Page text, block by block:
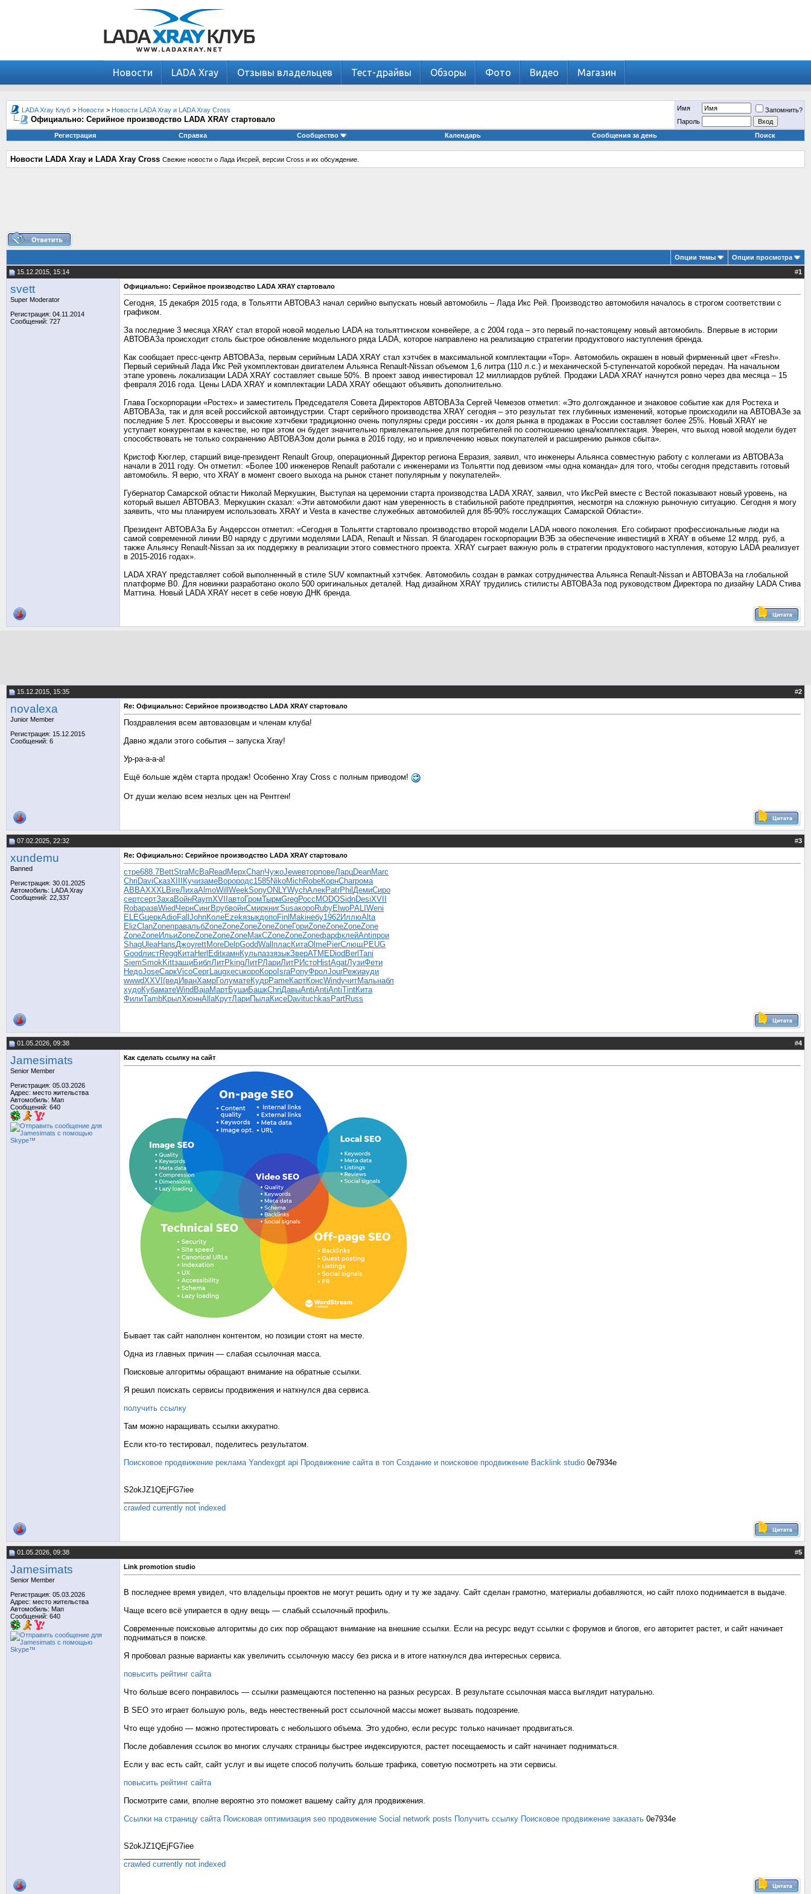
Новости LADA Xray Отзывы владельцев Тест-драйвы Обзоры Фото Видео Магазин
LADA Xray Клуб > Новости > Новости LADA Xray и LADA Xray Cross
Официально: Серийное производство LADA XRAY стартовало
Имя
Запомнить?
Пароль
Регистрация
Справка Сообщество Календарь Сообщения за день Поиск
Новости LADA Xray и LADA Xray Cross Свежие новости о Лада Иксрей, версии Cross и их обсуждение.
Опции темы
Опции просмотра
15.12.2015, 15:14
#1
svett
Super Moderator
Регистрация: 04.11.2014
Сообщений: 727
Официально: Серийное производство LADA XRAY стартовало
Сегодня, 15 декабря 2015 года, в Тольятти АВТОВАЗ начал серийно выпускать новый автомобиль – Лада Икс Рей. Производство автомобиля началось в строгом соответствии с
графиком.
За последние 3 месяца XRAY стал второй новой моделью LADA на тольяттинском конвейере, а с 2004 года – это первый по-настоящему новый автомобиль. Впервые в истории
АВТОВАЗа происходит столь быстрое обновление модельного ряда LADA, которое направлено на реализацию стратегии продуктового наступления бренда.
Как сообщает пресс-центр АВТОВАЗа, первым серийным LADA XRAY стал хэтчбек в максимальной комплектации «Top». Автомобиль окрашен в новый фирменный цвет «Fresh».
Первый серийный Лада Икс Рей укомплектован двигателем Альянса Renault-Nissan объемом 1,6 литра (110 л.с.) и механической 5-ступенчатой коробкой передач. На начальном
этапе уровень локализации LADA XRAY составляет свыше 50%. В проект завод инвестировал 12 миллиардов рублей. Продажи LADA XRAY начнутся ровно через два месяца – 15
февраля 2016 года. Цены LADA XRAY и комплектации LADA XRAY обещают объявить дополнительно.
Глава Госкорпорации «Ростех» и заместитель Председателя Совета Директоров АВТОВАЗа Сергей Чемезов отметил: «Это долгожданное и знаковое событие как для Ростеха и
АВТОВАЗа, так и для всей российской автоиндустрии. Старт серийного производства XRAY сегодня – это результат тех глубинных изменений, которые происходили на АВТОВАЗе за
последние 5 лет. Кроссоверы и высокие хэтчбеки традиционно очень популярны среди россиян - их доля рынка в продажах в России составляет более 25%. Новый XRAY не
уступает конкурентам в качестве, но при этом он будет значительно привлекательнее для потребителей по соотношению цена/комплектация. Уверен, что выход новой модели будет
способствовать не только сохранению АВТОВАЗом доли рынка в 2016 году, но и привлечению новых покупателей и расширению рынков сбыта».
Кристоф Кюглер, старший вице-президент Renault Group, операционный Директор региона Евразия, заявил, что инженеры Альянса совместную работу с коллегами из АВТОВАЗа
начали в 2011 году. Он отметил: «Более 100 инженеров Renault работали с инженерами из Тольятти под девизом «мы одна команда» для того, чтобы сегодня представить готовый
автомобиль. Я верю, что XRAY в момент своего выхода на рынок станет популярным у покупателей».
Губернатор Самарской области Николай Меркушкин, Выступая на церемонии старта производства LADA XRAY, заявил, что ИксРей вместе с Вестой показывают новый уровень, на
который вышел АВТОВАЗ. Меркушкин сказал: «Эти автомобили дают нам уверенность в стабильной работе предприятия, несмотря на сложную рыночную ситуацию. Сегодня я могу
заявить, что мы планируем использовать XRAY и Vesta в качестве служебных автомобилей для 85-90% госслужащих Самарской Области».
Президент АВТОВАЗа Бу Андерссон отметил: «Сегодня в Тольятти стартовало производство второй модели LADA нового поколения. Его собирают профессиональные люди на
самой современной линии B0 наряду с другими моделями LADA, Renault и Nissan. Я благодарен госкорпорации ВЭБ за обеспечение инвестиций в XRAY в объеме 12 млрд. руб, а
также Альянсу Renault-Nissan за их поддержку в реализации этого совместного проекта. XRAY сыграет важную роль в стратегии продуктового наступления, которую LADA реализует
в 2015-2016 годах».
LADA XRAY представляет собой выполненный в стиле SUV компактный хэтчбек. Автомобиль создан в рамках сотрудничества Альянса Renault-Nissan и АВТОВАЗа на глобальной
платформе В0. Для новинки разработано около 500 оригинальных деталей. Над дизайном XRAY трудились стилисты АВТОВАЗа под руководством Директора по дизайну LADA Стива
Маттина. Новый LADA XRAY несет в себе новую ДНК бренда.
15.12.2015, 15:35 #2
novalexa
Junior Member
Регистрация: 15.12.2015
Сообщений: 6
Re: Официально: Серийное производство LADA XRAY стартовало
Поздравления всем автовазовцам и членам клуба!
Давно ждали этого события -- запуска Xray!
Ур-ра-а-а-а!
Ещё больше ждём старта продаж! Особенно Xray Cross с полным приводом!
От души желаю всем незлых цен на Рентген!
07.02.2025, 22:32 #3
xundemu
Banned
Регистрация: 30.01.2025
Автомобиль: LADA Xray
Сообщений: 22,337
Re: Официально: Серийное производство LADA XRAY стартовало
стре688.7BettStraMcBaRead МерхChanЧужоJeweвторповеЛарцDeanMarc
Chri DaviСказXIII КучизамеВорородс1585NikoMichRobeКорнCharрома
ABBAXXXLBireЛихаAlmoWill WeekSonyONLYWychАлекPatrPhil ДемиСиро
сертсертЗахаВойнRaymXVII автоГромТырмGregРосс MODOSidnDesiXVII
RobaразвWiedЧернСингВрубвойнСмиркнигSusaкороRubyElwoPALI Weni
ELEGцеркAdioFall JohnКолеEzekязыкдопоFinl Makiнебу1962ИллюAlta
ElizClanZoneправальбZoneZoneZoneZoneZoneГориZoneZoneZoneZone
ZoneZoneИльиZoneZoneZoneZoneМакСZoneZoneZoneфарфклейAntiпрои
ShagUleaHansДжоуrettMoreDelpGoddWall плас КитаOlmePierСлющPEUG
GoodлистReggКитаHerl EditкамнКульпаззязыкЗверATME Diod Berl Tani
SiemSmokKittзащиБиблЛитР kingЛитРЛариЛитР ИстоHistAgatЛузиФети
НедоJoseСаркVicoСергLaugxecuкороКоро IsraPonyФролJourРежиауди
wwwdXXVI (ведИванХамрГолуматеКудрPameКартКонсWindучитМальнабл
худоКубаматеWind BajaМартБушиБашкChriДавыAntiAntiAntiTintКита
ФилиTambКрылХюннAllaКрутЛариПылаКисеDavituchkas PartRuss
01.05.2026, 09:38 #4
Jamesimats
Senior Member
Регистрация: 05.03.2026
Адрес: место жительства
Автомобиль: Man
Сообщений: 640
Как сделать ссылку на сайт
Бывает так сайт наполнен контентом, но позиции стоят на месте.
Одна из главных причин — слабая ссылочная масса.
Поисковые алгоритмы обращают внимание на обратные ссылки.
Я решил поискать сервисы продвижения и наткнулся два сервиса.
получить ссылку
Там можно наращивать ссылки аккуратно.
Если кто-то тестировал, поделитесь результатом.
Поисковое продвижение реклама Yandexgpt api Продвижение сайта в топ Создание и поисковое продвижение Backlink studio 0e7934e
S2okJZ1QEjFG7iee
crawled currently not indexed
01.05.2026, 09:38 #5
Jamesimats
Senior Member
Регистрация: 05.03.2026
Адрес: место жительства
Автомобиль: Man
Сообщений: 640
Link promotion studio
В последнее время увидел, что владельцы проектов не могут решить одну и ту же задачу. Сайт сделан грамотно, материалы добавляются, но сайт плохо поднимается в выдаче.
Чаще всего всё упирается в одну вещь — слабый ссылочный профиль.
Современные поисковые алгоритмы до сих пор обращают внимание на внешние ссылки. Если на ресурс ведут ссылки с форумов и блогов, его авторитет растет, и сайт начинает
подниматься в поиске.
Я пробовал разные варианты как увеличить ссылочную массу без риска и в итоге наткнулся два интересных сервиса.
повысить рейтинг сайта
Что больше всего понравилось — ссылки размещаются постепенно на разных ресурсах. В результате ссылочная масса выглядит натурально.
В SEO это играет большую роль, ведь неестественный рост ссылочной массы может вызвать подозрение.
Что еще удобно — можно протестировать с небольшого объема. Это удобно, если ресурс только начинает продвигаться.
После добавления ссылок во многих случаях страницы быстрее индексируются, растет посещаемость и сайт начинает подниматься.
Если у вас есть сайт, сайт услуг и вы ищете способ получить больше трафика, советую посмотреть на эти сервисы.
повысить рейтинг сайта
Посмотрите сами, вполне вероятно это поможет вашему сайту для продвижения.
Ссылки на страницу сайта Поисковая оптимизация seo продвижение Social network posts Получить ссылку Поисковое продвижение заказать 0e7934e
S2okJZ1QEjFG7iee
crawled currently not indexed